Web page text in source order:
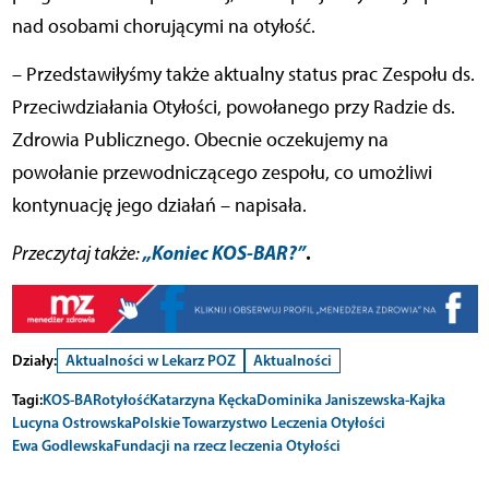
nad osobami chorującymi na otyłość.
– Przedstawiłyśmy także aktualny status prac Zespołu ds.
Przeciwdziałania Otyłości, powołanego przy Radzie ds.
Zdrowia Publicznego. Obecnie oczekujemy na
powołanie przewodniczącego zespołu, co umożliwi
kontynuację jego działań – napisała.
Przeczytaj także:„Koniec KOS-BAR?”.
Działy: Aktualności w Lekarz POZ
Aktualności
Tagi:KOS-BARotyłośćKatarzyna KęckaDominika Janiszewska-Kajka
Lucyna OstrowskaPolskie Towarzystwo Leczenia Otyłości
Ewa GodlewskaFundacji na rzecz leczenia Otyłości